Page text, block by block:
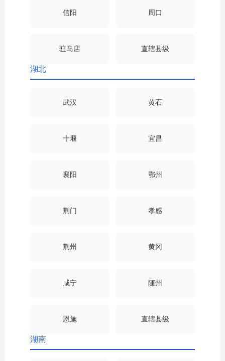
信阳 周口
驻马店 直辖县级
湖北
武汉 黄石
十堰 宜昌
襄阳 鄂州
荆门 孝感
荆州 黄冈
咸宁 随州
恩施 直辖县级
湖南